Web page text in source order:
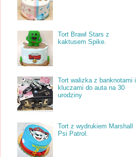
Tort Brawl Stars z
kaktusem Spike.
Tort walizka z banknotami i
kluczami do auta na 30
urodziny
Tort z wydrukiem Marshall
Psi Patrol.